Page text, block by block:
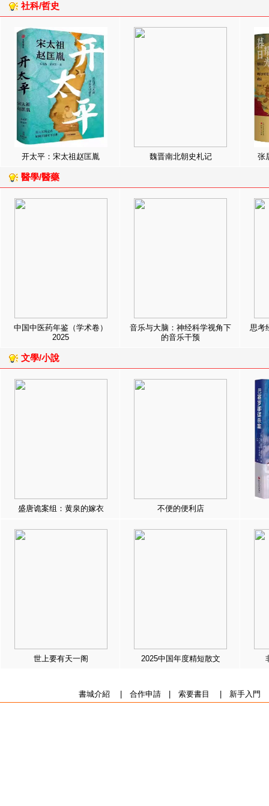
社科/哲史
开太平：宋太祖赵匡胤 魏晋南北朝史札记 张
醫學/醫藥
中国中医药年鉴（学术卷）
2025
音乐与大脑：神经科学视角下
的音乐干预
思考
文學/小說
盛唐诡案组：黄泉的嫁衣 不便的便利店
世上要有天一阁 2025中国年度精短散文
書城介紹 合作申請| 索要書目 新手入門